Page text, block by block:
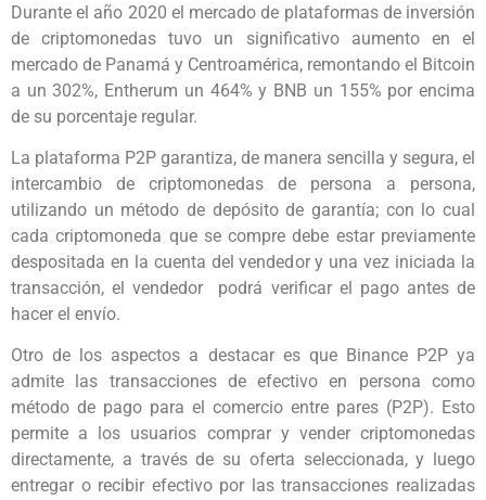
Durante el año 2020 el mercado de plataformas de inversión
de criptomonedas tuvo un significativo aumento en el
mercado de Panamá y Centroamérica, remontando el Bitcoin
a un 302%, Entherum un 464% y BNB un 155% por encima
de su porcentaje regular.
La plataforma P2P garantiza, de manera sencilla y segura, el
intercambio de criptomonedas de persona a persona,
utilizando un método de depósito de garantía; con lo cual
cada criptomoneda que se compre debe estar previamente
despositada en la cuenta del vendedor y una vez iniciada la
transacción, el vendedor podrá verificar el pago antes de
hacer el envío.
Otro de los aspectos a destacar es que Binance P2P ya
admite las transacciones de efectivo en persona como
método de pago para el comercio entre pares (P2P). Esto
permite a los usuarios comprar y vender criptomonedas
directamente, a través de su oferta seleccionada, y luego
entregar o recibir efectivo por las transacciones realizadas